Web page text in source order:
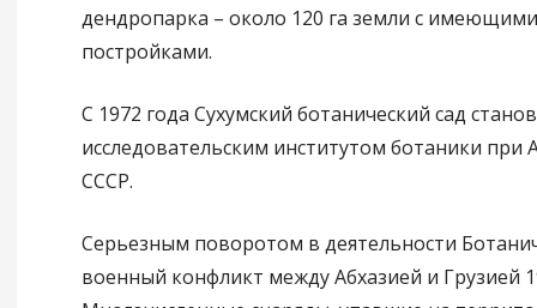
дендропарка – около 120 га земли с
постройками.
С 1972 года Сухумский ботанический сад
исследовательским институтом ботаники при
СССР.
Серьезным поворотом в деятельности
военный конфликт между Абхазией и Грузией